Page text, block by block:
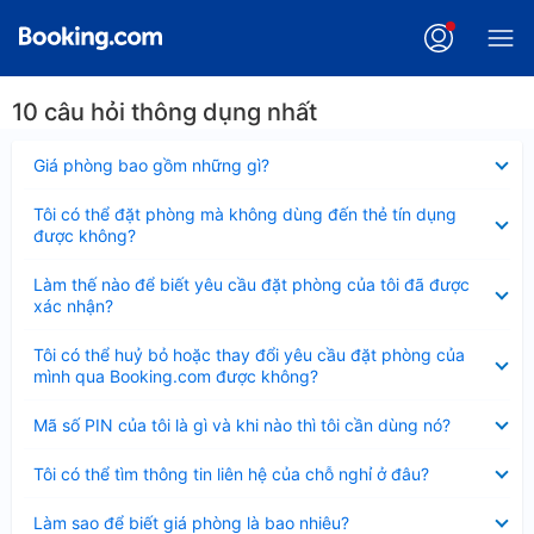
10 câu hỏi thông dụng nhất
Giá phòng bao gồm những gì?
thu
Tôi có thể đặt phòng mà không dùng đến thẻ tín dụng
được không?
thu
gọn
Làm thế nào để biết yêu cầu đặt phòng của tôi đã được
xác nhận?
thu
gọn
Tôi có thể huỷ bỏ hoặc thay đổi yêu cầu đặt phòng của
mình qua Booking.com được không?
thu
gọn
Mã số PIN của tôi là gì và khi nào thì tôi cần dùng nó?
thu
Tôi có thể tìm thông tin liên hệ của chỗ nghỉ ở đâu?
thu
Làm sao để biết giá phòng là bao nhiêu?
thu